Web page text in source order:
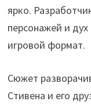
ярко.
персонажей и
игровой формат.
Сюжет
Стивена и его